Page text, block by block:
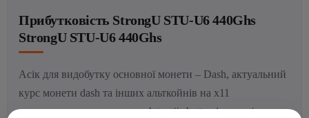
Прибутковість StrongU STU-U6 440Ghs
StrongU STU-U6 440Ghs
Асік для видобутку основної монети – Dash, актуальний
курс монети dash та інших альткойнів на x11
рекомендуємо дивитися наhttps://whattomine.com/